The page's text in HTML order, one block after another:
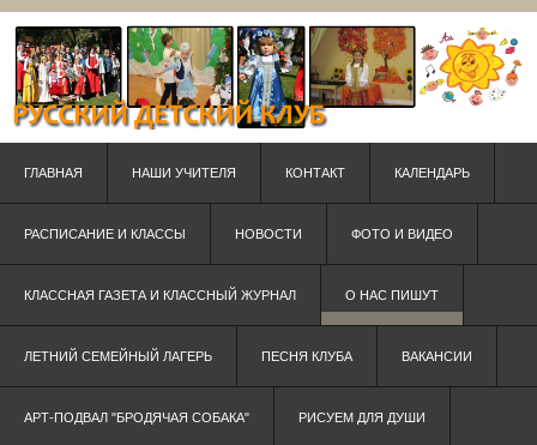
ГЛАВНАЯ НАШИ УЧИТЕЛЯ КОНТАКТ КАЛЕНДАРЬ
РАСПИСАНИЕ И КЛАССЫ НОВОСТИ ФОТО И ВИДЕО
КЛАССНАЯ ГАЗЕТА И КЛАССНЫЙ ЖУРНАЛ О НАС ПИШУТ
ЛЕТНИЙ СЕМЕЙНЫЙ ЛАГЕРЬ ПЕСНЯ КЛУБА ВАКАНСИИ
АРТ-ПОДВАЛ "БРОДЯЧАЯ СОБАКА" РИСУЕМ ДЛЯ ДУШИ